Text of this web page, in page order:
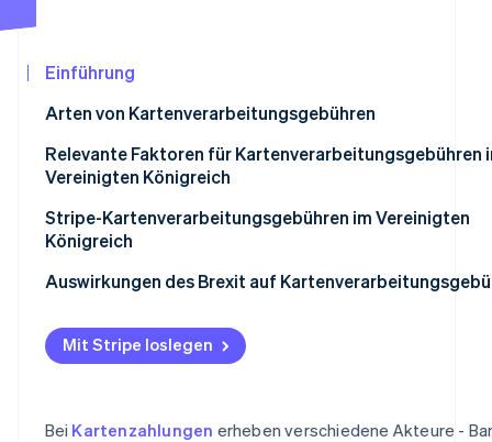
CO₂-Entnahme
Jetzt ansehen
Einführung
Arten von Kartenverarbeitungsgebühren
Relevante Faktoren für Kartenverarbeitungsgebühren
Vereinigten Königreich
Stripe-Kartenverarbeitungsgebühren im Vereinigten
Königreich
Auswirkungen des Brexit auf
Mit Stripe loslegen
Bei Kartenzahlungen erheben verschiedene Akteure -